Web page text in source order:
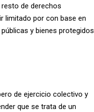
de derechos
limitado por con base en
y bienes protegidos
de ejercicio colectivo y
que se trata de un